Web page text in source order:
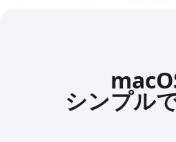
シンプル